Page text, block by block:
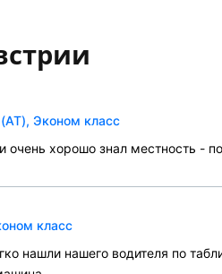
Эконом класс
хорошо знал местность -
класс
нашли нашего водителя по